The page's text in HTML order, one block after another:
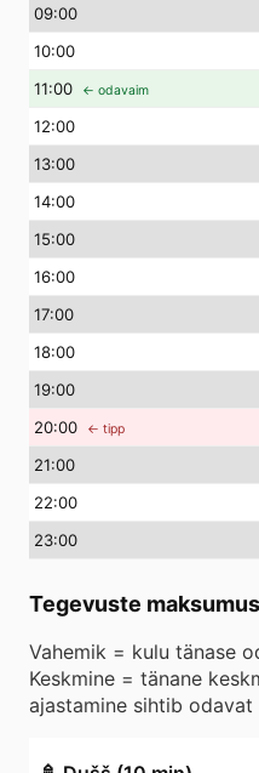
09:00
10:00
11:00 ← odavaim
12:00
13:00
14:00
15:00
16:00
17:00
18:00
19:00
20:00 ← tipp
21:00
22:00
23:00
Tegevuste maksumus
Vahemik = kulu tänase
Keskmine = tänane
ajastamine sihtib odavat